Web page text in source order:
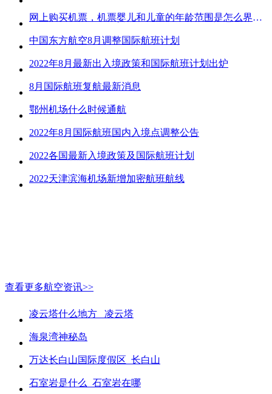
网上购买机票，机票婴儿和儿童的年龄范围是怎么界定的？
中国东方航空8月调整国际航班计划
2022年8月最新出入境政策和国际航班计划出炉
8月国际航班复航最新消息
鄂州机场什么时候通航
2022年8月国际航班国内入境点调整公告
2022各国最新入境政策及国际航班计划
2022天津滨海机场新增加密航班航线
查看更多航空资讯>>
凌云塔什么地方_ 凌云塔
海泉湾神秘岛
万达长白山国际度假区_长白山
石室岩是什么_石室岩在哪